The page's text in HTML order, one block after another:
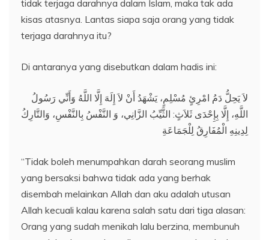
tidak terjaga darahnya dalam Islam, maka tak ada
kisas atasnya. Lantas siapa saja orang yang tidak
terjaga darahnya itu?
Di antaranya yang disebutkan dalam hadis ini:
لاَ يَحِلُّ دَمُ امْرِئٍ مُسْلِمٍ، يَشْهَدُ أَنْ لاَ إِلَهَ إِلَّا اللَّهُ وَأَنِّي رَسُولُ
اللَّهِ، إِلَّا بِإِحْدَى ثَلاَثٍ: الثَّيِّبُ الزَّانِي، وَ النَّفْسُ بِالنَّفْسِ، وَالتَّارِكُ
لِدِينِهِ الْمُفَارِقُ لِلْجَمَاعَةِ
“Tidak boleh menumpahkan darah seorang muslim
yang bersaksi bahwa tidak ada yang berhak
disembah melainkan Allah dan aku adalah utusan
Allah kecuali kalau karena salah satu dari tiga alasan:
Orang yang sudah menikah lalu berzina, membunuh